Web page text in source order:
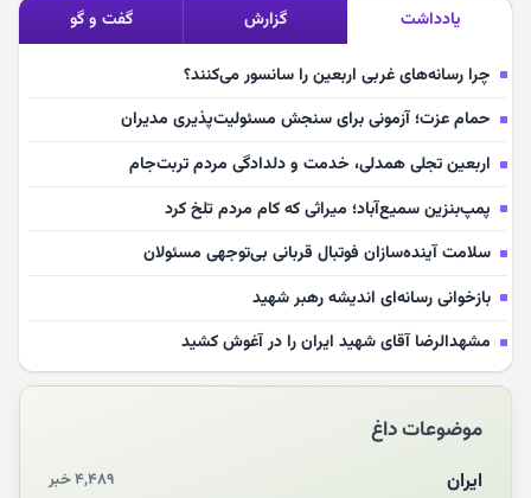
یادداشت گزارش گفت و گو
چرا رسانه‌های غربی اربعین را سانسور می‌کنند؟
حمام عزت؛ آزمونی برای سنجش مسئولیت‌پذیری مدیران
اربعین تجلی همدلی، خدمت و دلدادگی مردم تربت‌جام
پمپ‌بنزین سمیع‌آباد؛ میراثی که کام مردم تلخ کرد
سلامت آینده‌سازان فوتبال قربانی بی‌توجهی مسئولان
بازخوانی رسانه‌ای اندیشه رهبر شهید
مشهدالرضا آقای شهید ایران را در آغوش کشید
مکن ای صبح طلوع
چرایی «استقبال از آقای ایران»
انقلاب مردمی و مردم انقلابی
موضوعات داغ
ایران ۴,۴۸۹ خبر